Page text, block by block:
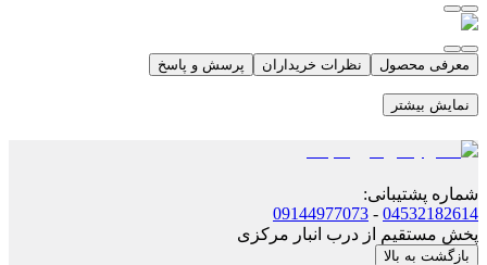
معرفی محصول نظرات خریداران پرسش و پاسخ
نمایش بیشتر
شماره پشتیبانی:
04532182614
-
09144977073
پخش مستقیم از درب انبار مرکزی
بازگشت به بالا